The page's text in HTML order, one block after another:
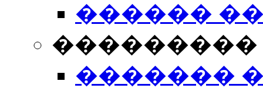
������
���������
�������